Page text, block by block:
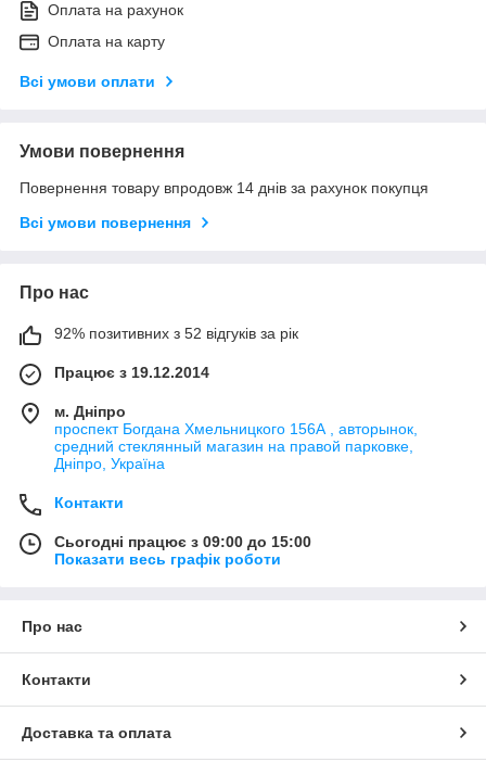
Оплата на рахунок
Оплата на карту
Всі умови оплати
Умови повернення
Повернення товару впродовж 14 днів за рахунок покупця
Всі умови повернення
Про нас
92% позитивних з 52 відгуків за рік
Працює з 19.12.2014
м. Дніпро
проспект Богдана Хмельницкого 156А , авторынок,
средний стеклянный магазин на правой парковке,
Дніпро, Україна
Контакти
Сьогодні працює з 09:00 до 15:00
Показати весь графік роботи
Про нас
Контакти
Доставка та оплата